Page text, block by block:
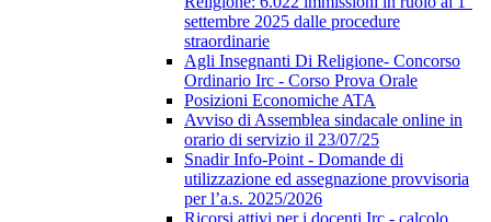
settembre 2025 dalle procedure
straordinarie
Agli Insegnanti Di Religione- Concorso
Ordinario Irc - Corso Prova Orale
Posizioni Economiche ATA
Avviso di Assemblea sindacale online in
orario di servizio il 23/07/25
Snadir Info-Point - Domande di
utilizzazione ed assegnazione provvisoria
per l’a.s. 2025/2026